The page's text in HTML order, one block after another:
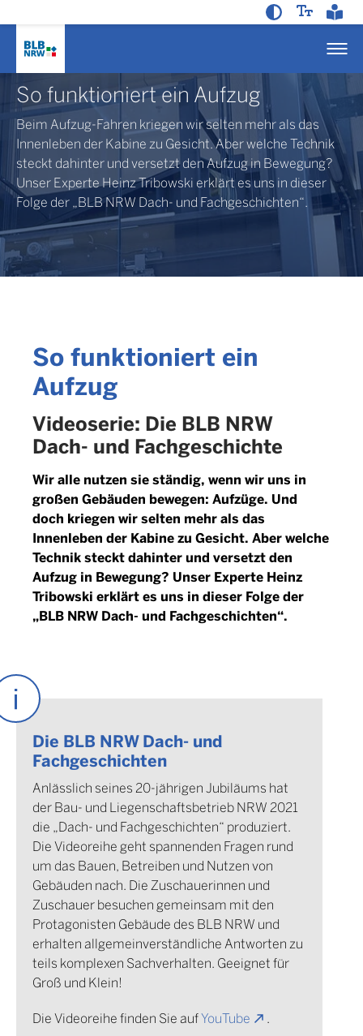
So funktioniert ein Aufzug
Beim Aufzug-Fahren kriegen wir selten mehr als das
Innenleben der Kabine zu Gesicht. Aber welche Technik
steckt dahinter und versetzt den Aufzug in Bewegung?
Unser Experte Heinz Tribowski erklärt es uns in dieser
Folge der „BLB NRW Dach- und Fachgeschichten“.
So funktioniert ein
Aufzug
Videoserie: Die BLB NRW
Dach- und Fachgeschichte
Wir alle nutzen sie ständig, wenn wir uns in
großen Gebäuden bewegen: Aufzüge. Und
doch kriegen wir selten mehr als das
Innenleben der Kabine zu Gesicht. Aber welche
Technik steckt dahinter und versetzt den
Aufzug in Bewegung? Unser Experte Heinz
Tribowski erklärt es uns in dieser Folge der
„BLB NRW Dach- und Fachgeschichten“.
Die BLB NRW Dach- und
Fachgeschichten
Anlässlich seines 20-jährigen Jubiläums hat
der Bau- und Liegenschaftsbetrieb NRW 2021
die „Dach- und Fachgeschichten“ produziert.
Die Videoreihe geht spannenden Fragen rund
um das Bauen, Betreiben und Nutzen von
Gebäuden nach. Die Zuschauerinnen und
Zuschauer besuchen gemeinsam mit den
Protagonisten Gebäude des BLB NRW und
erhalten allgemeinverständliche Antworten zu
teils komplexen Sachverhalten. Geeignet für
Groß und Klein!
Die Videoreihe finden Sie aufYouTube .